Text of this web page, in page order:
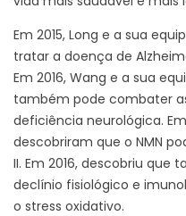
Em 2015, Long e a sua
tratar a doença de
Em 2016, Wang e a sua
também pode combater
deficiência neurológica.
descobriram que o NMN
II. Em 2016, descobriu
declínio fisiológico e
o stress oxidativo.